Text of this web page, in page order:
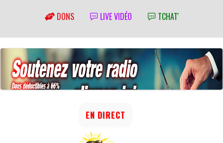
DONS LIVE VIDÉO TCHAT'
EN DIRECT